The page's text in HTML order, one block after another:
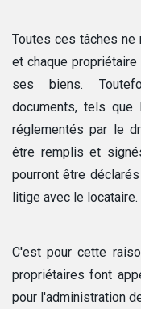
Toutes ces tâches ne
et chaque
ses biens.
documents, tels
réglementés par le
être remplis et
pourront être
litige avec le locataire.
C'est pour cette
propriétaires font
pour l'administration